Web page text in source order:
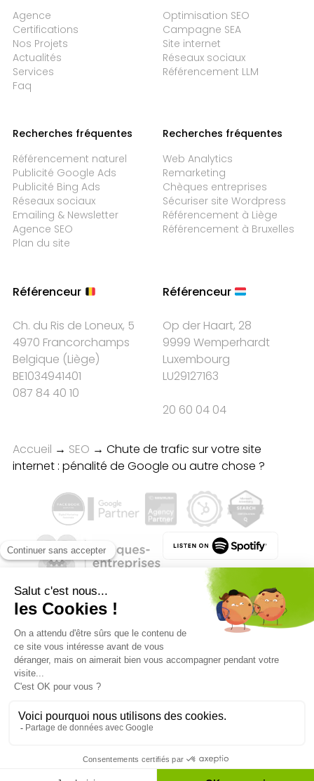
Agence
Certifications
Nos Projets
Actualités
Services
Faq
Optimisation SEO
Campagne SEA
Site internet
Réseaux sociaux
Référencement LLM
Recherches fréquentes
Référencement naturel
Publicité Google Ads
Publicité Bing Ads
Réseaux sociaux
Emailing & Newsletter
Agence SEO
Plan du site
Recherches fréquentes
Web Analytics
Remarketing
Chèques entreprises
Sécuriser site Wordpress
Référencement à Liège
Référencement à Bruxelles
Référenceur
Ch. du Ris de Loneux, 5
4970 Francorchamps
Belgique (Liège)
BE1034941401
087 84 40 10
Référenceur
Op der Haart, 28
9999 Wemperhardt
Luxembourg
LU29127163
20 60 04 04
Accueil → SEO → Chute de trafic sur votre site
internet : pénalité de Google ou autre chose ?
Qualité des campagnes en
marketing digital :
4.7/5 étoiles sur107 clients
Référenceur France
Référenceur Belgique
Référenceur Luxembourg
Référenceur Suisse
Mentions légales•Politique de confidentialité
FacebookLinkedin